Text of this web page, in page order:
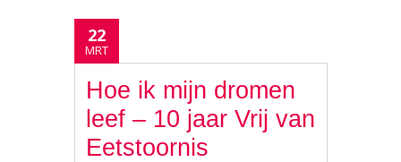
22
MRT
Hoe ik mijn dromen
leef – 10 jaar Vrij van
Eetstoornis